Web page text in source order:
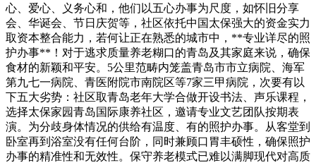
心、爱心、义务心和，他们以五心办事为尺度，如怀旧分享
会、华诞会、节日庆贺等，社区依托中国太保强大的资金实力
取资本整合能力，若何让正在熟悉的城市中，**专业详尽的照
护办事**！对于逃求质量养老糊口的青岛及其家庭来说，确保
食材的新颖和平安。5公里范畴内笼盖青岛市市立病院、海军
第九七一病院、青医附院市南院区等7家三甲病院，次要有以
下五大劣势：社区取青岛老年大学合做开设书法、声乐课程，
选择太保家园青岛国际康养社区，邀请专业文艺团队按期表
演。为分歧身体情况的供给有温度、有的照护办事。从客堂到
卧室再到浴室没有任何台阶，同时兼顾口胃丰硕性，确保照护
办事的精准性和无效性。保守养老模式已难以满脚现代对高质